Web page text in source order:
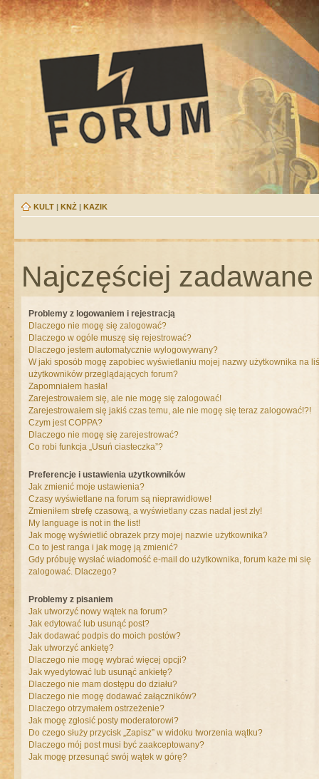
KULT | KNŻ | KAZIK
Najczęściej
Problemy z logowaniem i rejestracją
Dlaczego nie mogę się zalogować?
Dlaczego w ogóle muszę się rejestrować?
Dlaczego jestem automatycznie wylogowywany?
W jaki sposób mogę zapobiec wyświetlaniu mojej nazwy użytkownika na
użytkowników przeglądających forum?
Zapomniałem hasła!
Zarejestrowałem się, ale nie mogę się zalogować!
Zarejestrowałem się jakiś czas temu, ale nie mogę się teraz zalogować!?!
Czym jest COPPA?
Dlaczego nie mogę się zarejestrować?
Co robi funkcja „Usuń ciasteczka”?
Preferencje i ustawienia użytkowników
Jak zmienić moje ustawienia?
Czasy wyświetlane na forum są nieprawidłowe!
Zmieniłem strefę czasową, a wyświetlany czas nadal jest zły!
My language is not in the list!
Jak mogę wyświetlić obrazek przy mojej nazwie użytkownika?
Co to jest ranga i jak mogę ją zmienić?
Gdy próbuję wysłać wiadomość e-mail do użytkownika, forum każe mi się
zalogować. Dlaczego?
Problemy z pisaniem
Jak utworzyć nowy wątek na forum?
Jak edytować lub usunąć post?
Jak dodawać podpis do moich postów?
Jak utworzyć ankietę?
Dlaczego nie mogę wybrać więcej opcji?
Jak wyedytować lub usunąć ankietę?
Dlaczego nie mam dostępu do działu?
Dlaczego nie mogę dodawać załączników?
Dlaczego otrzymałem ostrzeżenie?
Jak mogę zgłosić posty moderatorowi?
Do czego służy przycisk „Zapisz” w widoku tworzenia wątku?
Dlaczego mój post musi być zaakceptowany?
Jak mogę przesunąć swój wątek w górę?